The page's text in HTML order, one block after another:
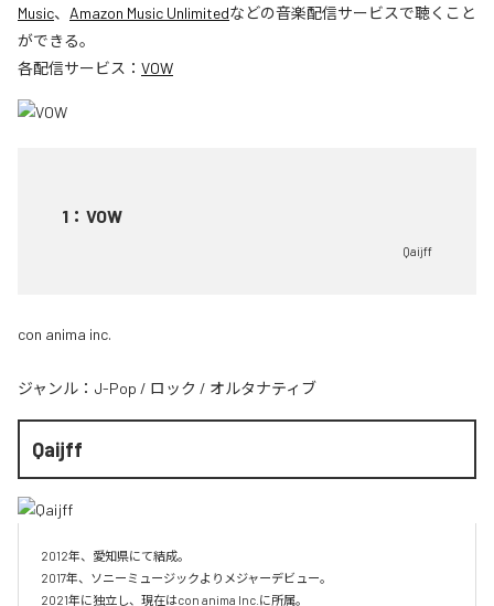
Music、 Amazon Music Unlimitedなどの音楽配信サービスで聴くこと
ができる。
各配信サービス： VOW
1 ： VOW
Qaijff
con anima inc.
ジャンル： J-Pop / ロック / オルタナティブ
Qaijff
2012年、愛知県にて結成。
2017年、ソニーミュージックよりメジャーデビュー。
2021年に独立し、現在はcon anima Inc.に所属。